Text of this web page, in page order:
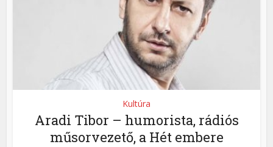
Kultúra
Aradi Tibor – humorista, rádiós
műsorvezető, a Hét embere